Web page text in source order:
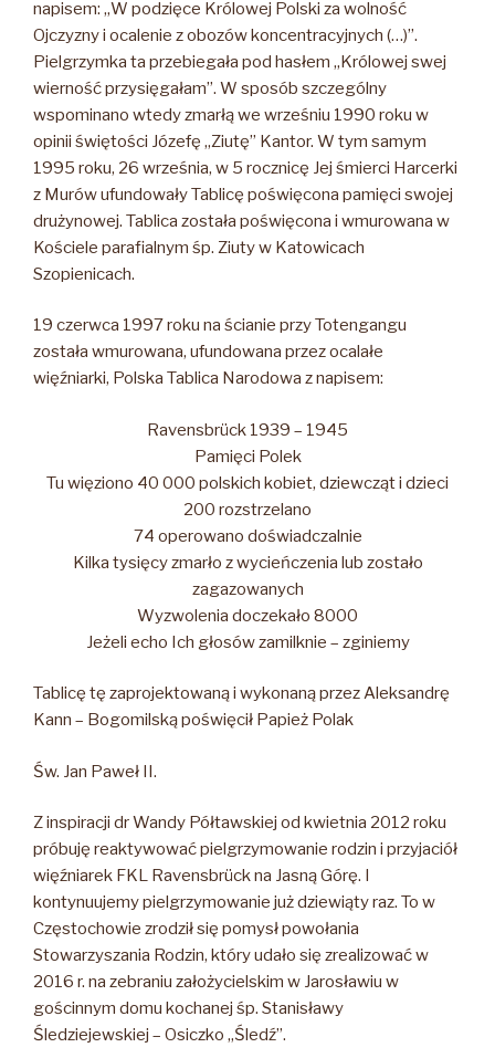
napisem: „W podzięce Królowej Polski za wolność
Ojczyzny i ocalenie z obozów koncentracyjnych (…)”.
Pielgrzymka ta przebiegała pod hasłem „Królowej swej
wierność przysięgałam”. W sposób szczególny
wspominano wtedy zmarłą we wrześniu 1990 roku w
opinii świętości Józefę „Ziutę” Kantor. W tym samym
1995 roku, 26 września, w 5 rocznicę Jej śmierci Harcerki
z Murów ufundowały Tablicę poświęcona pamięci swojej
drużynowej. Tablica została poświęcona i wmurowana w
Kościele parafialnym śp. Ziuty w Katowicach
Szopienicach.
19 czerwca 1997 roku na ścianie przy Totengangu
została wmurowana, ufundowana przez ocalałe
więźniarki, Polska Tablica Narodowa z napisem:
Ravensbrück 1939 – 1945
Pamięci Polek
Tu więziono 40 000 polskich kobiet, dziewcząt i dzieci
200 rozstrzelano
74 operowano doświadczalnie
Kilka tysięcy zmarło z wycieńczenia lub zostało
zagazowanych
Wyzwolenia doczekało 8000
Jeżeli echo Ich głosów zamilknie – zginiemy
Tablicę tę zaprojektowaną i wykonaną przez Aleksandrę
Kann – Bogomilską poświęcił Papież Polak
Św. Jan Paweł II.
Z inspiracji dr Wandy Półtawskiej od kwietnia 2012 roku
próbuję reaktywować pielgrzymowanie rodzin i przyjaciół
więźniarek FKL Ravensbrück na Jasną Górę. I
kontynuujemy pielgrzymowanie już dziewiąty raz. To w
Częstochowie zrodził się pomysł powołania
Stowarzyszania Rodzin, który udało się zrealizować w
2016 r. na zebraniu założycielskim w Jarosławiu w
gościnnym domu kochanej śp. Stanisławy
Śledziejewskiej – Osiczko „Śledź”.